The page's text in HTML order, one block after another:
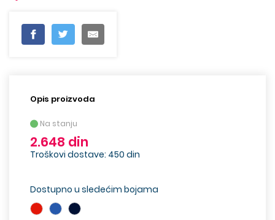
Opis proizvoda
Na stanju
2.648 din
Troškovi dostave: 450 din
Dostupno u sledećim bojama